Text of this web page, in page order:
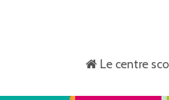
Le centre